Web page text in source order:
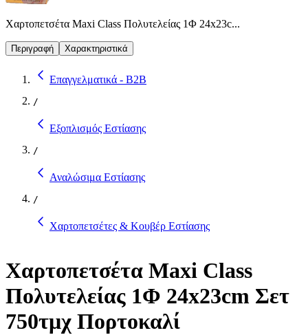
Χαρτοπετσέτα Maxi Class Πολυτελείας 1Φ 24x23c...
Περιγραφή Χαρακτηριστικά
Επαγγελματικά - B2B
/
Εξοπλισμός Εστίασης
/
Αναλώσιμα Εστίασης
/
Χαρτοπετσέτες & Κουβέρ Εστίασης
Χαρτοπετσέτα Maxi Class
Πολυτελείας 1Φ 24x23cm Σετ
750τμχ Πορτοκαλί